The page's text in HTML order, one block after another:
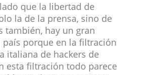
que la libertad de
la de la prensa, sino de
también, hay un gran
país porque en la filtración
italiana de hackers de
esta filtración todo parece